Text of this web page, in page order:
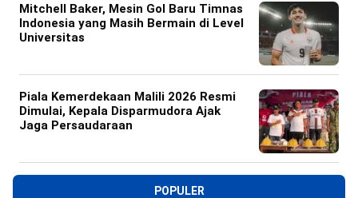
Mitchell Baker, Mesin Gol Baru Timnas
Indonesia yang Masih Bermain di Level
Universitas
Piala Kemerdekaan Malili 2026 Resmi
Dimulai, Kepala Disparmudora Ajak
Jaga Persaudaraan
POPULER